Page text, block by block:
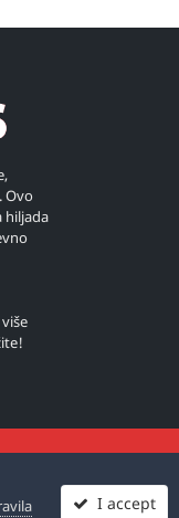
Ovo
hiljada
I accept